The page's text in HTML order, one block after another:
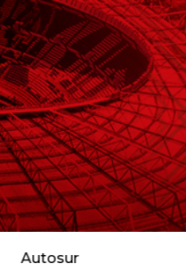
Autosur